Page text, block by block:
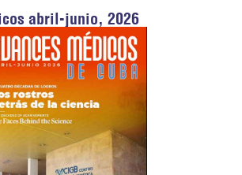
abril-junio, 2026